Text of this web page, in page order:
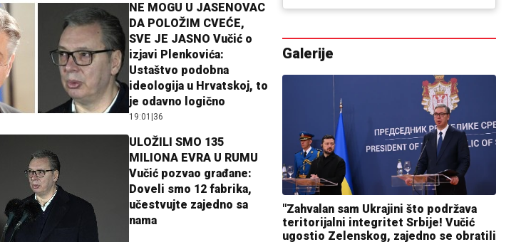
NE MOGU U JASENOVAC
DA POLOŽIM CVEĆE,
SVE JE JASNO Vučić o
izjavi Plenkovića:
Ustaštvo podobna
ideologija u Hrvatskoj, to
je odavno logično
19:01 36
ULOŽILI SMO 135
MILIONA EVRA U RUMU
Vučić pozvao građane:
Doveli smo 12 fabrika,
učestvujte zajedno sa
nama
Galerije
"Zahvalan sam Ukrajini što podržava
teritorijalni integritet Srbije! Vučić
ugostio Zelenskog, zajedno se obratili